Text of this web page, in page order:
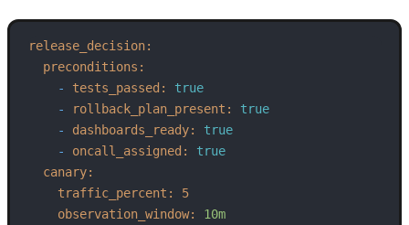
release_decision:
preconditions:
-
tests_passed:
true
-
rollback_plan_present:
true
-
dashboards_ready:
true
-
oncall_assigned:
true
canary:
traffic_percent:
5
observation_window:
10m